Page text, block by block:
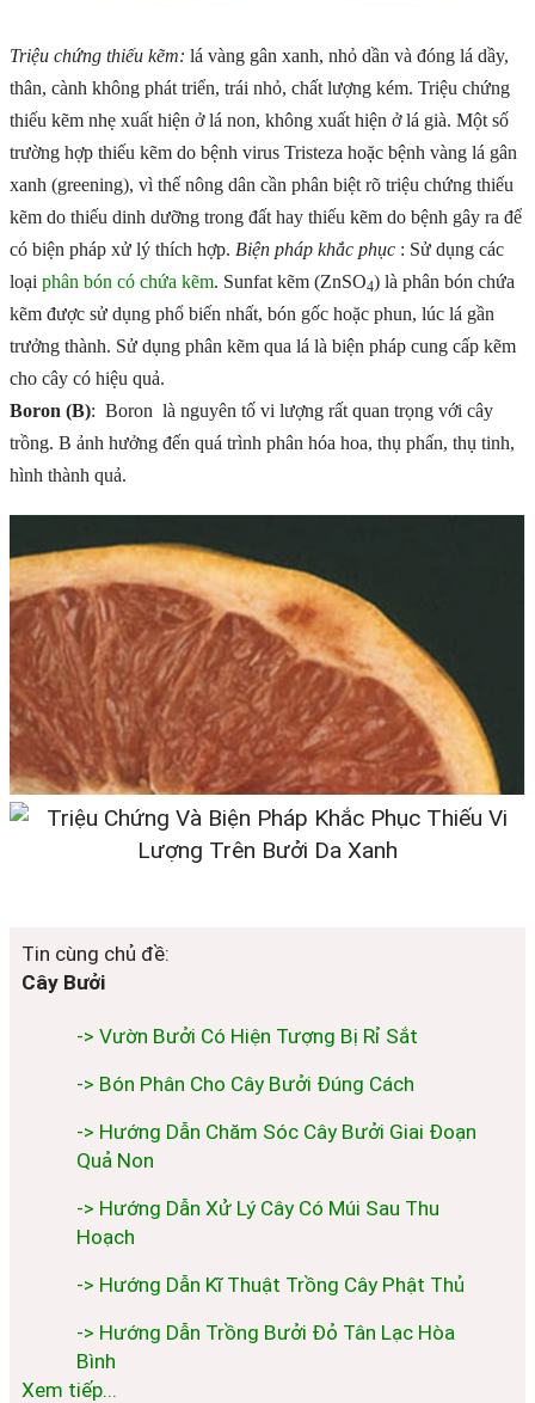
Triệu chứng thiếu kẽm: lá vàng gân xanh, nhỏ dần và đóng lá dầy,
thân, cành không phát triển, trái nhỏ, chất lượng kém. Triệu chứng
thiếu kẽm nhẹ xuất hiện ở lá non, không xuất hiện ở lá già. Một số
trường hợp thiếu kẽm do bệnh virus Tristeza hoặc bệnh vàng lá gân
xanh (greening), vì thế nông dân cần phân biệt rõ triệu chứng thiếu
kẽm do thiếu dinh dưỡng trong đất hay thiếu kẽm do bệnh gây ra để
có biện pháp xử lý thích hợp. Biện pháp khắc phục : Sử dụng các
loại phân bón có chứa kẽm. Sunfat kẽm (ZnSO4) là phân bón chứa
kẽm được sử dụng phổ biến nhất, bón gốc hoặc phun, lúc lá gần
trưởng thành. Sử dụng phân kẽm qua lá là biện pháp cung cấp kẽm
cho cây có hiệu quả.
Boron (B): Boron là nguyên tố vi lượng rất quan trọng với cây
trồng. B ảnh hưởng đến quá trình phân hóa hoa, thụ phấn, thụ tinh,
hình thành quả.
Tin cùng chủ đề:
Cây Bưởi
-> Vườn Bưởi Có Hiện Tượng Bị Rỉ Sắt
-> Bón Phân Cho Cây Bưởi Đúng Cách
-> Hướng Dẫn Chăm Sóc Cây Bưởi Giai Đoạn
Quả Non
-> Hướng Dẫn Xử Lý Cây Có Múi Sau Thu
Hoạch
-> Hướng Dẫn Kĩ Thuật Trồng Cây Phật Thủ
-> Hướng Dẫn Trồng Bưởi Đỏ Tân Lạc Hòa
Bình
Xem tiếp...